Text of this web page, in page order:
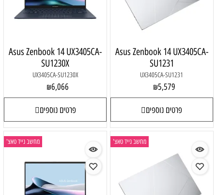
Asus Zenbook 14 UX3405CA-
SU1231
UX3405CA-SU1231
₪5,579
פרטים נוספים
Asus Zenbook 14 UX3405CA-
SU1230X
UX3405CA-SU1230X
₪6,066
פרטים נוספים
מחשב נייד טאצ' מחשב נייד טאצ'